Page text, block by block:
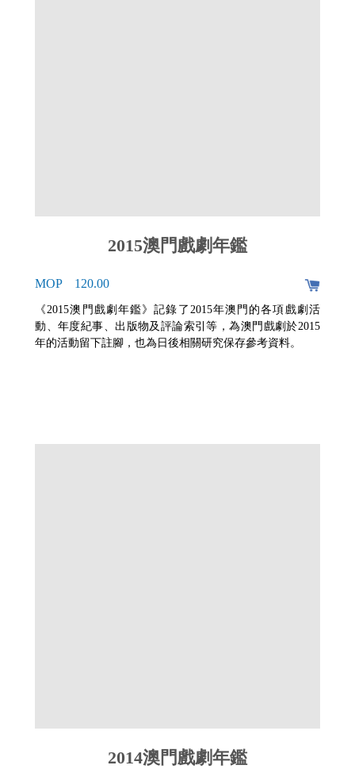
2015澳門戲劇年鑑
MOP 120.00
《2015澳門戲劇年鑑》記錄了2015年澳門的各項戲劇活
動、年度紀事、出版物及評論索引等，為澳門戲劇於2015
年的活動留下註腳，也為日後相關研究保存參考資料。
2014澳門戲劇年鑑